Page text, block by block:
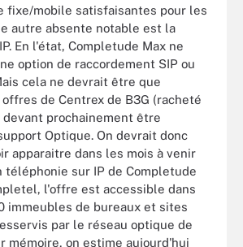
fixe/mobile satisfaisantes pour les
autre absente notable est la
En l'état, Completude Max ne
option de raccordement SIP ou
cela ne devrait être que
de Centrex de B3G (racheté
devant prochainement être
Optique. On devrait donc
apparaitre dans les mois à venir
téléphonie sur IP de Completude
l'offre est accessible dans
immeubles de bureaux et sites
par le réseau optique de
mémoire, on estime aujourd'hui